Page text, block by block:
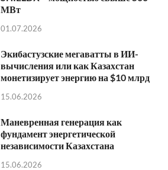
МВт
01.07.2026
Экибастузские мегаватты в ИИ-
вычисления или как Казахстан
монетизирует энергию на $10 млрд
15.06.2026
Маневренная генерация как
фундамент энергетической
независимости Казахстана
15.06.2026